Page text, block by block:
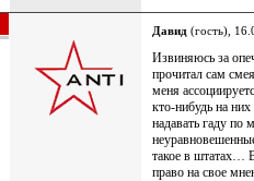
Давид (гость),
Извиняюсь за
прочитал сам
меня
кто-нибудь на
надавать гаду по
такое в штатах…
право на свое